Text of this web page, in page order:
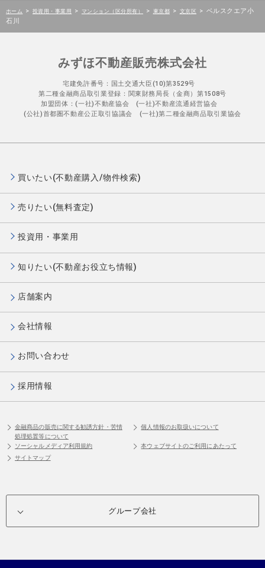
ホーム > 投資用・事業用 > マンション（区分所有） > 東京都 > 文京区 > ベルスクエア小
石川
みずほ不動産販売株式会社
宅建免許番号：国土交通大臣(10)第3529号
第二種金融商品取引業登録：関東財務局長（金商）第1508号
加盟団体：(一社)不動産協会 (一社)不動産流通経営協会
(公社)首都圏不動産公正取引協議会 (一社)第二種金融商品取引業協会
買いたい(不動産購入/物件検索)
売りたい(無料査定)
投資用・事業用
知りたい(不動産お役立ち情報)
店舗案内
会社情報
お問い合わせ
採用情報
金融商品の販売に関する勧誘方針・苦情
処理処置等について
個人情報のお取扱いについて
ソーシャルメディア利用規約
本ウェブサイトのご利用にあたって
サイトマップ
グループ会社